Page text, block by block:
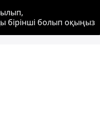
бірінші болып оқыңыз